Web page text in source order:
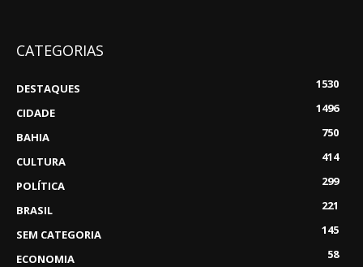
CATEGORIAS
DESTAQUES
1530
CIDADE
1496
BAHIA
750
CULTURA
414
POLÍTICA
299
BRASIL
221
SEM CATEGORIA
145
ECONOMIA
58